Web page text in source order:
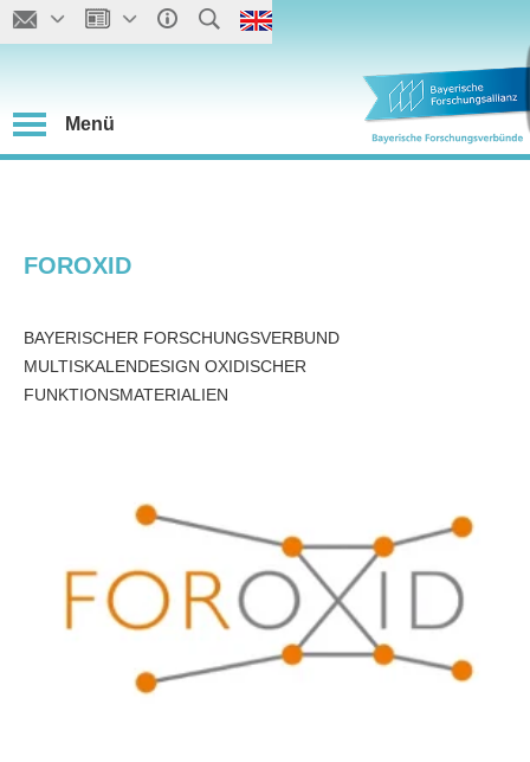
Menü
FOROXID
BAYERISCHER FORSCHUNGSVERBUND
MULTISKALENDESIGN OXIDISCHER
FUNKTIONSMATERIALIEN